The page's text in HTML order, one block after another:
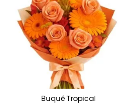
Buquê Tropical